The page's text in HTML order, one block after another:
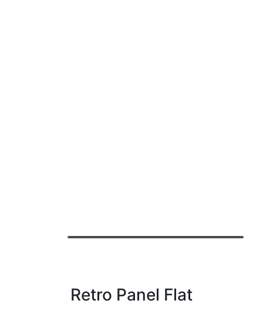
Retro Panel Flat